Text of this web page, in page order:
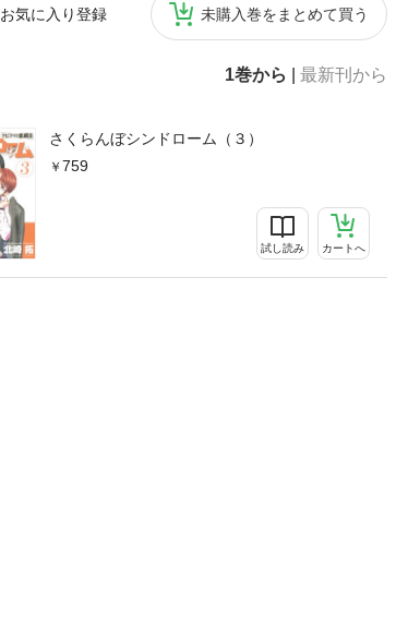
お気に入り登録 未購入巻をまとめて買う
1巻から 最新刊から
さくらんぼシンドローム（３）
759
試し読み カートへ